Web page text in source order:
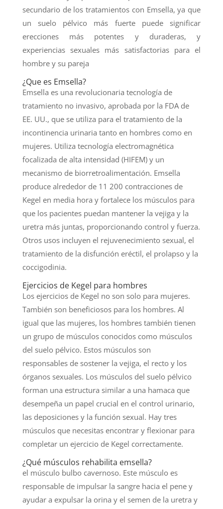
secundario de los tratamientos con Emsella, ya que
un suelo pélvico más fuerte puede significar
erecciones más potentes y duraderas, y
experiencias sexuales más satisfactorias para el
hombre y su pareja
¿Que es Emsella?
Emsella es una revolucionaria tecnología de
tratamiento no invasivo, aprobada por la FDA de
EE. UU., que se utiliza para el tratamiento de la
incontinencia urinaria tanto en hombres como en
mujeres. Utiliza tecnología electromagnética
focalizada de alta intensidad (HIFEM) y un
mecanismo de biorretroalimentación. Emsella
produce alrededor de 11 200 contracciones de
Kegel en media hora y fortalece los músculos para
que los pacientes puedan mantener la vejiga y la
uretra más juntas, proporcionando control y fuerza.
Otros usos incluyen el rejuvenecimiento sexual, el
tratamiento de la disfunción eréctil, el prolapso y la
coccigodinia.
Ejercicios de Kegel para hombres
Los ejercicios de Kegel no son solo para mujeres.
También son beneficiosos para los hombres. Al
igual que las mujeres, los hombres también tienen
un grupo de músculos conocidos como músculos
del suelo pélvico. Estos músculos son
responsables de sostener la vejiga, el recto y los
órganos sexuales. Los músculos del suelo pélvico
forman una estructura similar a una hamaca que
desempeña un papel crucial en el control urinario,
las deposiciones y la función sexual. Hay tres
músculos que necesitas encontrar y flexionar para
completar un ejercicio de Kegel correctamente.
¿Qué músculos rehabilita emsella?
el músculo bulbo cavernoso. Este músculo es
responsable de impulsar la sangre hacia el pene y
ayudar a expulsar la orina y el semen de la uretra y